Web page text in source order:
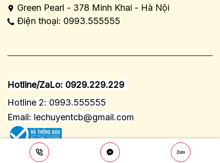
Green Pearl - 378 Minh Khai - Hà Nội
Điện thoại: 0993.555555
Hotline/ZaLo: 0929.229.229
Hotline 2: 0993.555555
Email: lechuyentcb@gmail.com